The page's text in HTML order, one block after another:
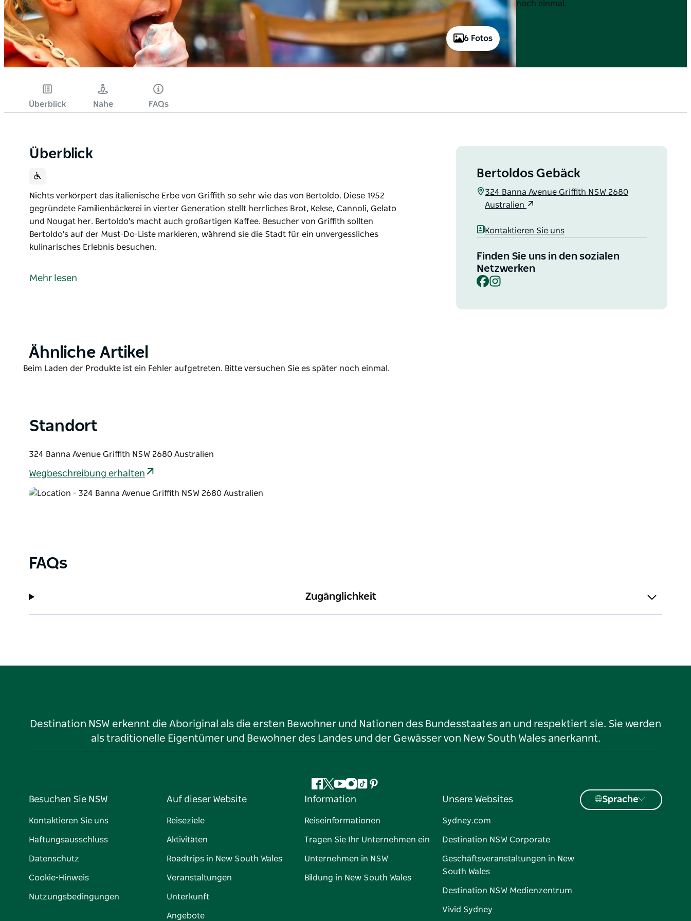
6 Fotos
noch einmal.
Überblick Nahe FAQs
Überblick
Nichts verkörpert das italienische Erbe von Griffith so sehr wie das von Bertoldo. Diese 1952
gegründete Familienbäckerei in vierter Generation stellt herrliches Brot, Kekse, Cannoli, Gelato
und Nougat her. Bertoldo's macht auch großartigen Kaffee. Besucher von Griffith sollten
Bertoldo's auf der Must-Do-Liste markieren, während sie die Stadt für ein unvergessliches
kulinarisches Erlebnis besuchen.
gegründete Familienbäckerei in vierter Generation stellt herrliches Brot, Kekse, Cannoli, Gelato
Mehr lesen
Bertoldos Gebäck
324 Banna Avenue Griffith NSW 2680
Australien
Kontaktieren Sie uns
Finden Sie uns in den sozialen
Netzwerken
Facebook
Product
Ähnliche Artikel
Product
Beim Laden der Produkte ist ein Fehler aufgetreten. Bitte versuchen Sie es später noch einmal.
Standort
324 Banna Avenue Griffith NSW 2680 Australien
Wegbeschreibung erhalten
FAQs
Zugänglichkeit
Destination NSW erkennt die Aboriginal als die ersten Bewohner und Nationen des Bundesstaates an und respektiert sie. Sie werden
als traditionelle Eigentümer und Bewohner des Landes und der Gewässer von New South Wales anerkannt.
Facebook
Twitter
YouTube
Instagram
TikTokPinterest
Besuchen Sie NSW
Kontaktieren Sie uns
Haftungsausschluss
Datenschutz
Cookie-Hinweis
Nutzungsbedingungen
Auf dieser Website
Reiseziele
Aktivitäten
Roadtrips in New South Wales
Veranstaltungen
Unterkunft
Angebote
Information
Reiseinformationen
Tragen Sie Ihr Unternehmen ein
Unternehmen in NSW
Bildung in New South Wales
Unsere Websites
Sydney.com
Destination NSW Corporate
Geschäftsveranstaltungen in New
South Wales
Destination NSW Medienzentrum
Vivid Sydney
Sprache